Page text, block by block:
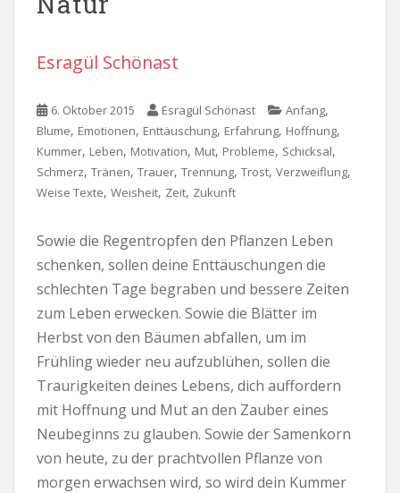
Esragül Schönast
6. Oktober 2015 Esragül Schönast Anfang,
Blume, Emotionen, Enttäuschung, Erfahrung, Hoffnung,
Kummer, Leben, Motivation, Mut, Probleme, Schicksal,
Schmerz, Tränen, Trauer, Trennung, Trost, Verzweiflung,
Weise Texte, Weisheit, Zeit, Zukunft
Sowie die Regentropfen den Pflanzen Leben
schenken, sollen deine Enttäuschungen die
schlechten Tage begraben und bessere Zeiten
zum Leben erwecken. Sowie die Blätter im
Herbst von den Bäumen abfallen, um im
Frühling wieder neu aufzublühen, sollen die
Traurigkeiten deines Lebens, dich auffordern
mit Hoffnung und Mut an den Zauber eines
Neubeginns zu glauben. Sowie der Samenkorn
von heute, zu der prachtvollen Pflanze von
morgen erwachsen wird, so wird dein Kummer